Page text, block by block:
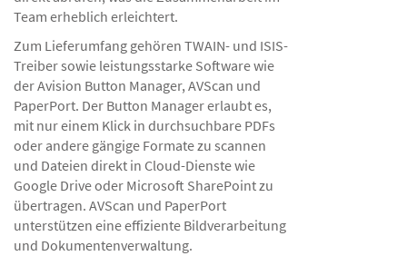
Team erheblich erleichtert.
Zum Lieferumfang gehören TWAIN- und ISIS-
Treiber sowie leistungsstarke Software wie
der Avision Button Manager, AVScan und
PaperPort. Der Button Manager erlaubt es,
mit nur einem Klick in durchsuchbare PDFs
oder andere gängige Formate zu scannen
und Dateien direkt in Cloud-Dienste wie
Google Drive oder Microsoft SharePoint zu
übertragen. AVScan und PaperPort
unterstützen eine effiziente Bildverarbeitung
und Dokumentenverwaltung.